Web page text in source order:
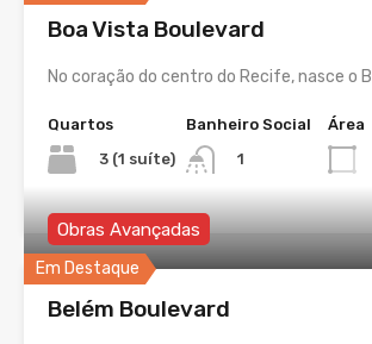
Boa Vista Boulevard
No coração do centro do Recife, nasce o
Quartos
3 (1 suíte)
Banheiro Social
1
Área
Em Destaque
Obras Avançadas
Belém Boulevard